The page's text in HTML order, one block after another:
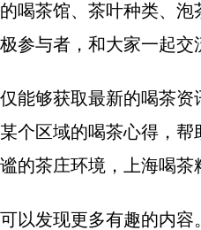
喝茶馆、茶叶种类、
参与者，和大家一起交
能够获取最新的喝茶
个区域的喝茶心得，
的茶庄环境，上海喝
以发现更多有趣的内